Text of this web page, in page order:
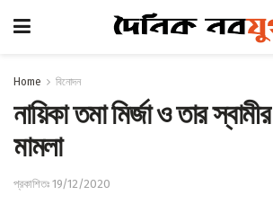
Home বিনোদন
নায়িকা তমা মির্জা ও তার স্বামীর
মামলা
প্রকাশিতঃ 19/12/2020